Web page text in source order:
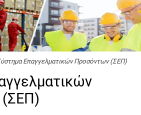
Επαγγελματικών Προσόντων (ΣΕΠ)